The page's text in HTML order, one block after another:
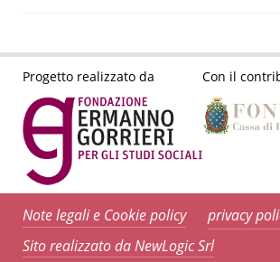
Progetto realizzato da Con il
Note legali e Cookie policy
privacy
Sito realizzato da NewLogic Srl